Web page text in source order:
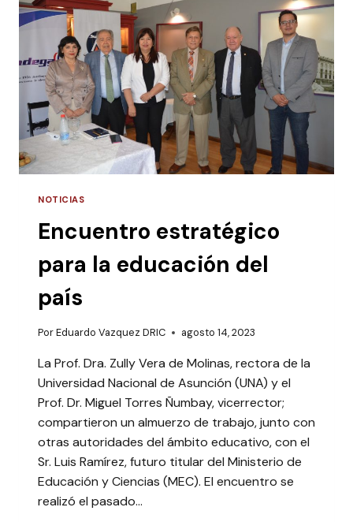
POSESIÓN
DEL
GOBERNADOR
DE
MISIONES
NOTICIAS
Encuentro estratégico
para la educación del
país
PorEduardo Vazquez DRIC agosto 14, 2023
La Prof. Dra. Zully Vera de Molinas, rectora de la
Universidad Nacional de Asunción (UNA) y el
Prof. Dr. Miguel Torres Ñumbay, vicerrector;
compartieron un almuerzo de trabajo, junto con
otras autoridades del ámbito educativo, con el
Sr. Luis Ramírez, futuro titular del Ministerio de
Educación y Ciencias (MEC). El encuentro se
realizó el pasado…